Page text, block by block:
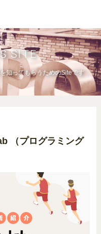
SITE
知ってもらうためのSiteです
（プログラミング